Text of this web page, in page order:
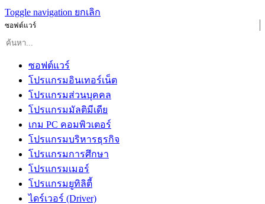
Toggle navigation ยกเลิก
ซอฟต์แวร์
ซอฟต์แวร์
โปรแกรมอินเทอร์เน็ต
โปรแกรมส่วนบุคคล
โปรแกรมมัลติมีเดีย
เกม PC คอมพิวเตอร์
โปรแกรมบริหารธุรกิจ
โปรแกรมการศึกษา
โปรแกรมเมอร์
โปรแกรมยูทิลิตี้
ไดร์เวอร์ (Driver)